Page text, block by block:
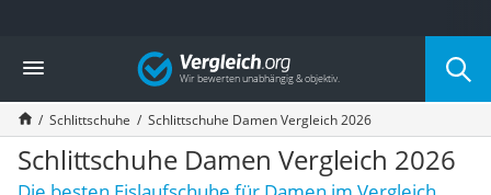
Die beliebtesten Vergleiche nach Kategorie
Freizeit & Sport
Gartentrampolin
Trampolin
Metalldetektor
Eufab-Fahrradträger
Vergleich
Schlittschuhe Schlittschuhe Damen Vergleich 2026
Schlittschuhe Damen Vergleich 2026